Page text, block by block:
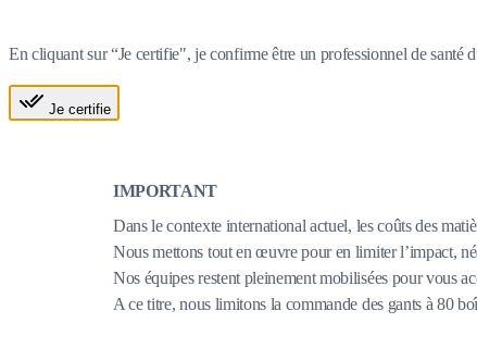
En cliquant sur “Je certifie", je confirme être un professionnel de santé
Je certifie
IMPORTANT
Dans le contexte international actuel, les coûts des
Nous mettons tout en œuvre pour en limiter l’impact,
Nos équipes restent pleinement mobilisées pour vous
A ce titre, nous limitons la commande des gants à 80